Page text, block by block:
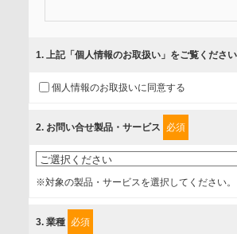
組みを行っています。
に取扱い、これらで定める範囲内で、サービ
内等のために利用させていただいております
情報を提供されるお客様（本人）に対して、
的、管理者、提供の有無、情報提供の任意性
確認し、当社への情報提供がお客様の懸念に
上げます。
1. 上記「個人情報のお取扱い」をご覧ください
個人情報のお取扱いに同意する
2. お問い合せ製品・サービス 必須
※対象の製品・サービスを選択してください。
3. 業種 必須